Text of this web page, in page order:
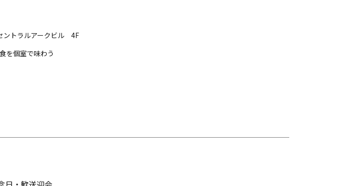
ントラルアークビル 4F
を個室で味わう